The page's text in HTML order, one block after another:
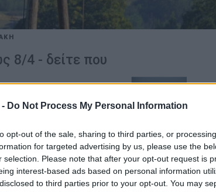
Do Not Process My Personal Information
opt-out of the sale, sharing to third parties, or
for targeted advertising by us, please use the
selection. Please note that after your opt-out request is
interest-based ads based on personal information
to third parties prior to your opt-out. You may
8/4 - δείτε που
έργα συντήρησης, ενίσχυσης ή
διακοπές της ηλεκτροδότησης.